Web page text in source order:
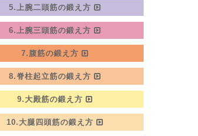
5.上腕二頭筋の鍛え方
6.上腕三頭筋の鍛え方
7.腹筋の鍛え方
8.脊柱起立筋の鍛え方
9.大殿筋の鍛え方
10.大腿四頭筋の鍛え方